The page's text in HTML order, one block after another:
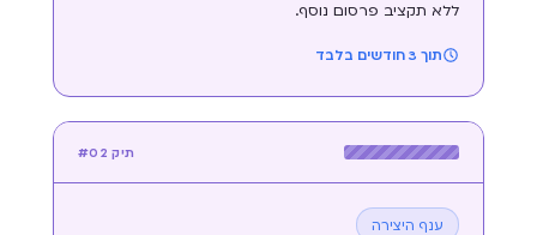
ללא תקציב פרסום נוסף.
תוך 3 חודשים בלבד
תיק #02
ענף היצירה